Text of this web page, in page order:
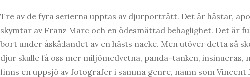
Tre av de fyra serierna upptas av djurporträtt. Det är hästar,
skymtar av Franz Marc och en ödesmättad behaglighet. Det är
bort under åskådandet av en hästs nacke. Men utöver detta så
djur skulle få oss mer miljömedvetna, panda-tanken,
finns en uppsjö av fotografer i samma genre, namn som Vincent